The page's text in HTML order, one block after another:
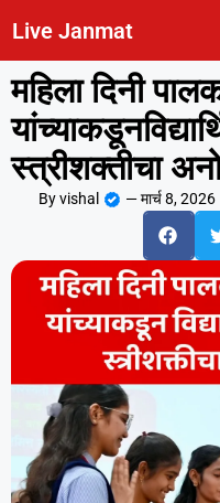
Live Janmat
महिला दिनी
स्त्रीशक्तीचा
Byvishal —मार्च 8, 2026